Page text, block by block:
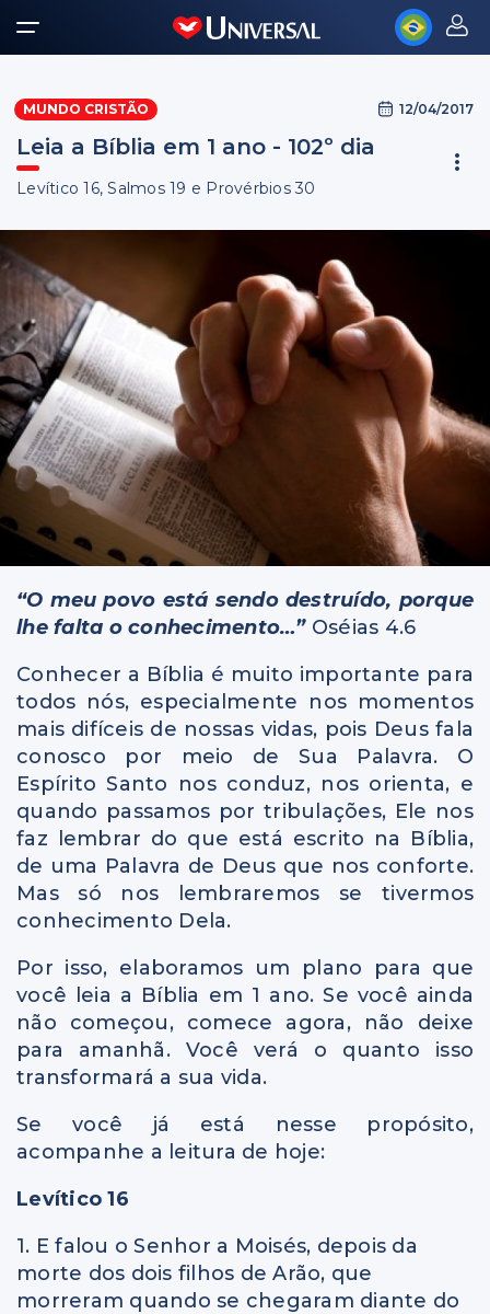
MUNDO CRISTÃO 12/04/2017
Leia a Bíblia em 1 ano - 102º dia
Levítico 16, Salmos 19 e Provérbios 30
“O meu povo está sendo destruído, porque
lhe falta o conhecimento…”Oséias 4.6
Conhecer a Bíblia é muito importante para
todos nós, especialmente nos momentos
mais difíceis de nossas vidas, pois Deus fala
conosco por meio de Sua Palavra. O
Espírito Santo nos conduz, nos orienta, e
quando passamos por tribulações, Ele nos
faz lembrar do que está escrito na Bíblia,
de uma Palavra de Deus que nos conforte.
Mas só nos lembraremos se tivermos
conhecimento Dela.
Por isso, elaboramos um plano para que
você leia a Bíblia em 1 ano. Se você ainda
não começou, comece agora, não deixe
para amanhã. Você verá o quanto isso
transformará a sua vida.
Se você já está nesse propósito,
acompanhe a leitura de hoje:
Levítico 16
1. E falou o Senhor a Moisés, depois da
morte dos dois filhos de Arão, que
morreram quando se chegaram diante do